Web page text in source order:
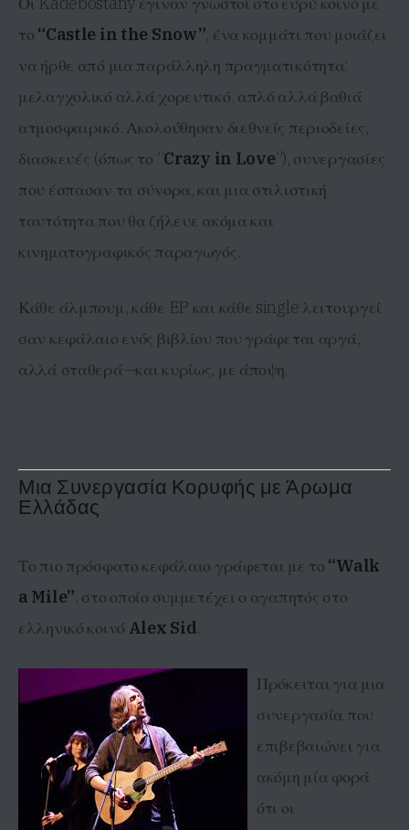
το “Castle in the Snow”, ένα κομμάτι που μοιάζει
να ήρθε από μια παράλληλη πραγματικότητα:
μελαγχολικό αλλά χορευτικό, απλό αλλά βαθιά
ατμοσφαιρικό. Ακολούθησαν διεθνείς περιοδείες,
διασκευές (όπως το “Crazy in Love”), συνεργασίες
που έσπασαν τα σύνορα, και μια στιλιστική
ταυτότητα που θα ζήλευε ακόμα και
κινηματογραφικός παραγωγός.
Κάθε άλμπουμ, κάθε EP και κάθε single λειτουργεί
σαν κεφάλαιο ενός βιβλίου που γράφεται αργά,
αλλά σταθερά—και κυρίως, με άποψη.
Μια Συνεργασία Κορυφής με Άρωμα
Ελλάδας
Το πιο πρόσφατο κεφάλαιο γράφεται με το “Walk
a Mile”, στο οποίο συμμετέχει ο αγαπητός στο
ελληνικό κοινό Alex Sid.
Πρόκειται για μια
συνεργασία που
επιβεβαιώνει για
ακόμη μία φορά
ότι οι